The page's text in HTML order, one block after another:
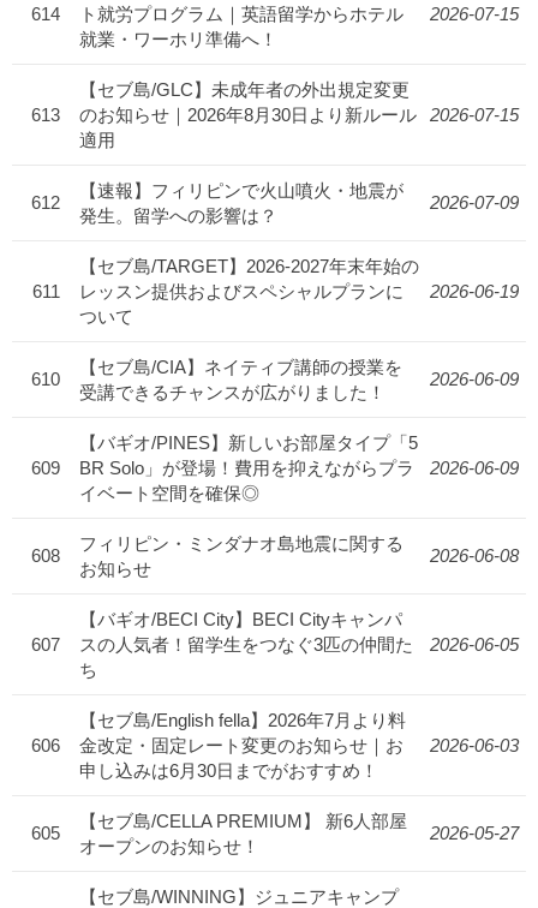
614
ト就労プログラム｜英語留学からホテル
就業・ワーホリ準備へ！
2026-07-15
613
【セブ島/GLC】未成年者の外出規定変更
のお知らせ｜2026年8月30日より新ルール
適用
2026-07-15
612
【速報】フィリピンで火山噴火・地震が
発生。留学への影響は？
2026-07-09
611
【セブ島/TARGET】2026-2027年末年始の
レッスン提供およびスペシャルプランに
ついて
2026-06-19
610
【セブ島/CIA】ネイティブ講師の授業を
受講できるチャンスが広がりました！
2026-06-09
609
【バギオ/PINES】新しいお部屋タイプ「5
BR Solo」が登場！費用を抑えながらプラ
イベート空間を確保◎
2026-06-09
608
フィリピン・ミンダナオ島地震に関する
お知らせ
2026-06-08
607
【バギオ/BECI City】BECI Cityキャンパ
スの人気者！留学生をつなぐ3匹の仲間た
ち
2026-06-05
606
【セブ島/English fella】2026年7月より料
金改定・固定レート変更のお知らせ｜お
申し込みは6月30日までがおすすめ！
2026-06-03
605
【セブ島/CELLA PREMIUM】 新6人部屋
オープンのお知らせ！
2026-05-27
【セブ島/WINNING】ジュニアキャンプ